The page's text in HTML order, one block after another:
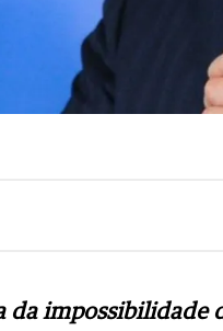
impossibilidade